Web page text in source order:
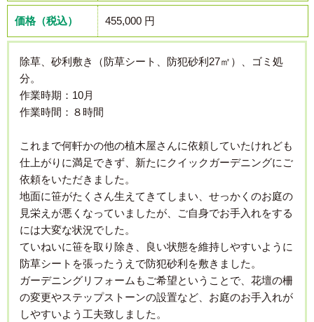
価格（税込） 455,000 円
除草、砂利敷き（防草シート、防犯砂利27㎡）、ゴミ処
分。
作業時期：10月
作業時間：８時間
これまで何軒かの他の植木屋さんに依頼していたけれども
仕上がりに満足できず、新たにクイックガーデニングにご
依頼をいただきました。
地面に笹がたくさん生えてきてしまい、せっかくのお庭の
見栄えが悪くなっていましたが、ご自身でお手入れをする
には大変な状況でした。
ていねいに笹を取り除き、良い状態を維持しやすいように
防草シートを張ったうえで防犯砂利を敷きました。
ガーデニングリフォームもご希望ということで、花壇の柵
の変更やステップストーンの設置など、お庭のお手入れが
しやすいよう工夫致しました。